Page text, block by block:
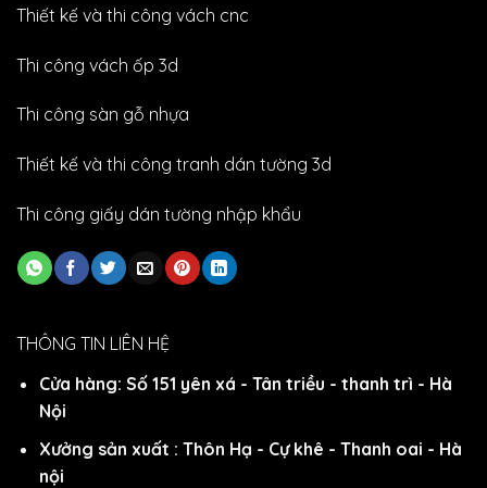
Thiết kế và thi công vách cnc
Thi công vách ốp 3d
Thi công sàn gỗ nhựa
Thiết kế và thi công tranh dán tường 3d
Thi công giấy dán tường nhập khẩu
THÔNG TIN LIÊN HỆ
Cửa hàng: Số 151 yên xá - Tân triều - thanh trì - Hà
Nội
Xưởng sản xuất : Thôn Hạ - Cự khê - Thanh oai - Hà
nội